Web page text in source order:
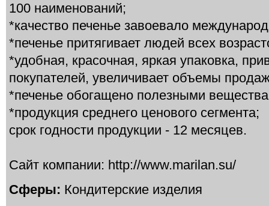
100 наименований;
*качество печенье завоевало
*печенье притягивает людей всех
*удобная, красочная, яркая упаковка,
покупателей, увеличивает объемы
*печенье обогащено полезными
*продукция среднего ценового сегмента;
срок годности продукции - 12 месяцев.
Сайт компании: http://www.marilan.su/
Сферы: Кондитерские изделия